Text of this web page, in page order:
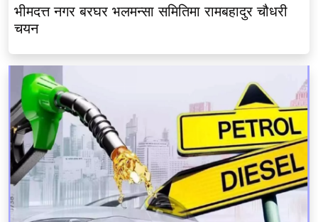
भीमदत्त नगर बरघर भलमन्सा समितिमा रामबहादुर चौधरी
चयन